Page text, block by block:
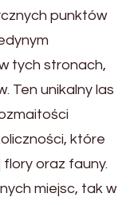
punktów
tych stronach,
Ten unikalny las
które
oraz fauny.
miejsc, tak w